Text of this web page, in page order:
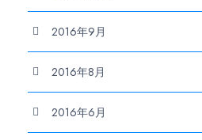
2016年9月
2016年8月
2016年6月